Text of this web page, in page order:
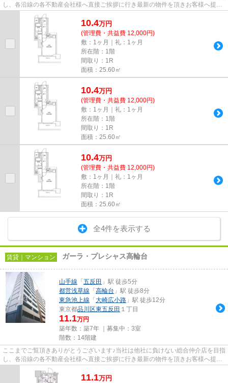
し、各沿線の各不動産会社様へ直接ご挨拶に行き最新の物件を頂きお客様へ提供
しております！最新の情報は...
10.4万円
(管理費・共益費 12,000円)
敷：1ヶ月｜礼：1ヶ月
所在階：1階
間取り：1R
面積：25.60㎡
10.4万円
(管理費・共益費 12,000円)
敷：1ヶ月｜礼：1ヶ月
所在階：1階
間取り：1R
面積：25.60㎡
10.4万円
(管理費・共益費 12,000円)
敷：1ヶ月｜礼：1ヶ月
所在階：1階
間取り：1R
面積：25.60㎡
全4件を表示する
賃貸｜マンション ガーラ・プレシャス高輪台
山手線 「 五反田 」駅 徒歩5分
都営浅草線 「 高輪台 」駅 徒歩8分
東急池上線 「 大崎広小路 」駅 徒歩12分
東京都品川区東五反田 １丁目
11.1万円
築年数：築7年 ｜募集中： 3室
階数：14階建
ここまでご覧頂きありがとうございます♪当社は他社に負けない総合仲介店を目指
し、各沿線の各不動産会社様へ直接ご挨拶に行き最新の物件を頂きお客様へ提供
しております！最新の情報は...
11.1万円